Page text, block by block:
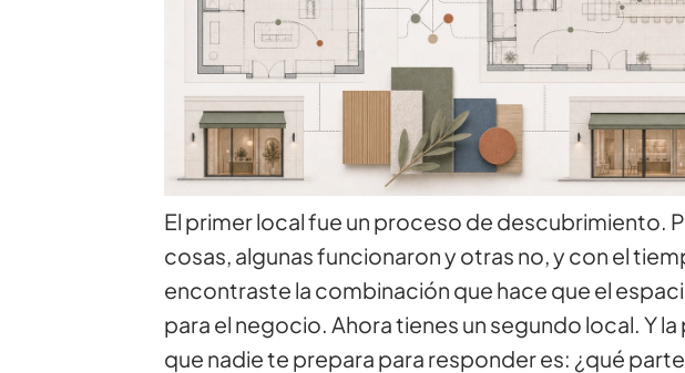
El primer local fue un proceso de descubrimiento.
cosas, algunas funcionaron y otras no, y con el
encontraste la combinación que hace que el
para el negocio. Ahora tienes un segundo local. Y
que nadie te prepara para responder es: ¿qué